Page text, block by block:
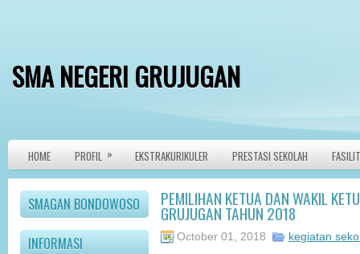
SMA NEGERI GRUJUGAN
HOME PROFIL » EKSTRAKURIKULER PRESTASI SEKOLAH
SMAGAN BONDOWOSO
INFORMASI
PEMILIHAN KETUA DAN WAKIL
GRUJUGAN TAHUN 2018
October 01, 2018 kegiatan